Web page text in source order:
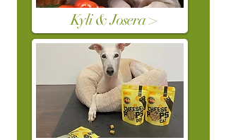
Kyli & Josera >